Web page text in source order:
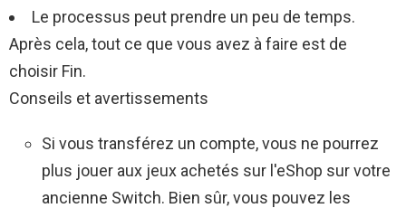
Le processus peut prendre un peu de temps.
Après cela, tout ce que vous avez à faire est de
choisir Fin.
Conseils et avertissements
Si vous transférez un compte, vous ne pourrez
plus jouer aux jeux achetés sur l'eShop sur votre
ancienne Switch. Bien sûr, vous pouvez les